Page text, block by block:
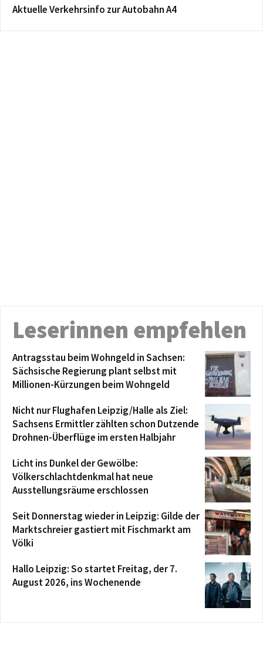
Aktuelle Verkehrsinfo zur Autobahn A4
Leserinnen empfehlen
Antragsstau beim Wohngeld in Sachsen:
Sächsische Regierung plant selbst mit
Millionen-Kürzungen beim Wohngeld
Nicht nur Flughafen Leipzig/Halle als Ziel:
Sachsens Ermittler zählten schon Dutzende
Drohnen-Überflüge im ersten Halbjahr
Licht ins Dunkel der Gewölbe:
Völkerschlachtdenkmal hat neue
Ausstellungsräume erschlossen
Seit Donnerstag wieder in Leipzig: Gilde der
Marktschreier gastiert mit Fischmarkt am
Völki
Hallo Leipzig: So startet Freitag, der 7.
August 2026, ins Wochenende